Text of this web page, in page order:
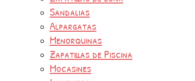
Sandalias
Alpargatas
Menorquinas
Zapatillas de Piscina
Mocasines